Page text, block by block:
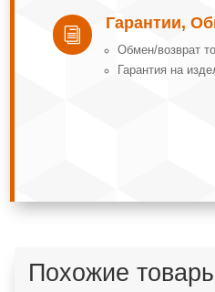
i
Гарантии,
Обмeн/вoзвpaт
Гарантия на
Похожие